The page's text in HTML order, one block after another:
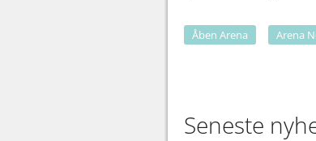
Åben Arena Arena
Seneste